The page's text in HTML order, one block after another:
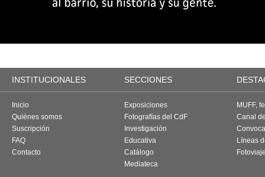
INSTITUCIONALES SECCIONES
Inicio
Quiénes somos
Suscripción
FAQ
Contacto
Exposiciones
Fotografías del CdF
Investigación
Educativa
Catálogo
Mediateca
MUFF,
Canal
Líneas